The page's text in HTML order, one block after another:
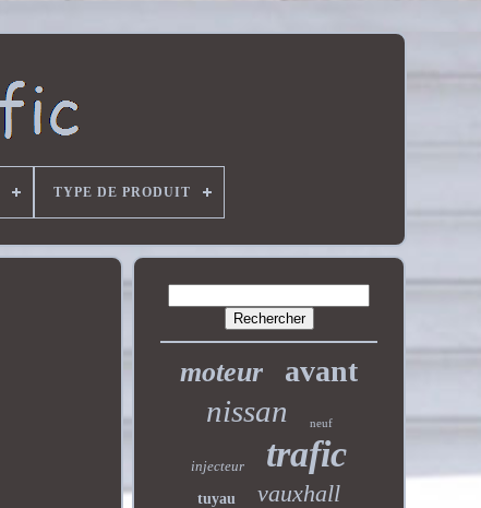
TYPE DE PRODUIT
moteur avant
nissan neuf
injecteur trafic
tuyau vauxhall